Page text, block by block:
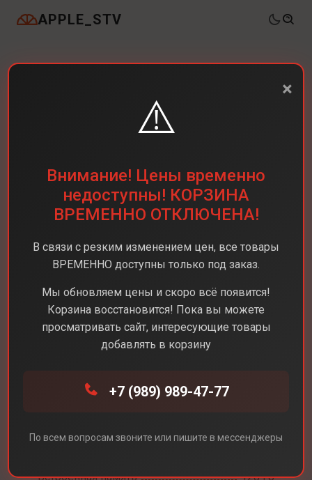
APPLE_STV
iPhone 12
Встроенная память
128 Гб
×
⚠️
Внимание! Цены временно
недоступны! КОРЗИНА
ВРЕМЕННО ОТКЛЮЧЕНА!
В связи с резким изменением цен, все товары
ВРЕМЕННО доступны только под заказ.
Мы обновляем цены и скоро всё появится!
Корзина восстановится! Пока вы можете
просматривать сайт, интересующие товары
добавлять в корзину
+7 (989) 989-47-77
По всем вопросам звоните или пишите в мессенджеры